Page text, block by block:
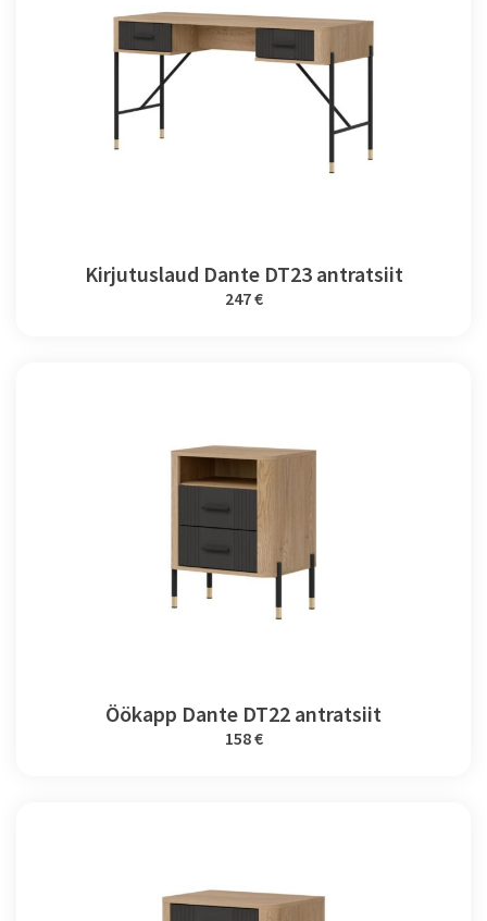
Kirjutuslaud Dante DT23 antratsiit
247 €
Öökapp Dante DT22 antratsiit
158 €